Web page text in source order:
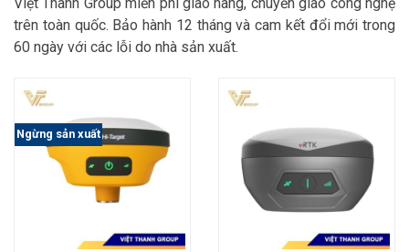
Việt Thanh Group miễn phí giao hàng, chuyển giao công nghệ
trên toàn quốc. Bảo hành 12 tháng và cam kết đổi mới trong
60 ngày với các lỗi do nhà sản xuất.
Ngừng sản xuất